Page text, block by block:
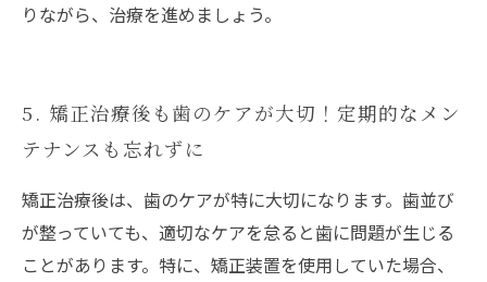
りながら、治療を進めましょう。
5. 矯正治療後も歯のケアが大切！定期的なメン
テナンスも忘れずに
矯正治療後は、歯のケアが特に大切になります。歯並び
が整っていても、適切なケアを怠ると歯に問題が生じる
ことがあります。特に、矯正装置を使用していた場合、